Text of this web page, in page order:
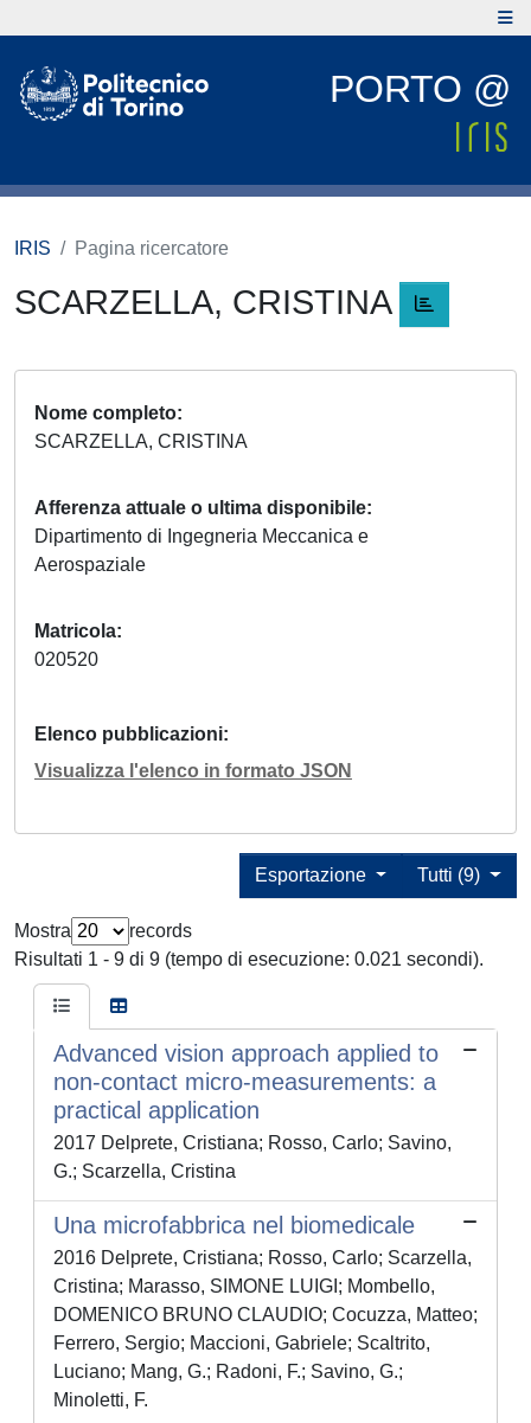
PORTO @
IRIS Pagina ricercatore
SCARZELLA, CRISTINA
Nome completo
SCARZELLA, CRISTINA
Afferenza attuale o ultima disponibile
Dipartimento di Ingegneria Meccanica e
Aerospaziale
Matricola
020520
Elenco pubblicazioni
Visualizza l'elenco in formato JSON
Tutti (9)
Esportazione
Mostra
records
Risultati 1 - 9 di 9 (tempo di esecuzione: 0.021 secondi).
Advanced vision approach applied to
non-contact micro-measurements: a
practical application
2017 Delprete, Cristiana; Rosso, Carlo; Savino,
G.; Scarzella, Cristina
Una microfabbrica nel biomedicale
2016 Delprete, Cristiana; Rosso, Carlo; Scarzella,
Cristina; Marasso, SIMONE LUIGI; Mombello,
DOMENICO BRUNO CLAUDIO; Cocuzza, Matteo;
Ferrero, Sergio; Maccioni, Gabriele; Scaltrito,
Luciano; Mang, G.; Radoni, F.; Savino, G.;
Minoletti, F.